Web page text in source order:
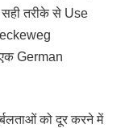
तरीके से Use
एक German
को दूर करने में